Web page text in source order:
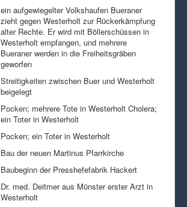
ein aufgewiegelter Volkshaufen Bueraner
zieht gegen Westerholt zur Rückerkämpfung
alter Rechte. Er wird mit Böllerschüssen in
Westerholt empfangen, und mehrere
Bueraner werden in die Freiheitsgräben
geworfen
Streitigkeiten zwischen Buer und Westerholt
beigelegt
Pocken; mehrere Tote in Westerholt Cholera;
ein Toter in Westerholt
Pocken; ein Toter in Westerholt
Bau der neuen Martinus Pfarrkirche
Baubeginn der Presshefefabrik Hackert
Dr. med. Deitmer aus Münster erster Arzt in
Westerholt